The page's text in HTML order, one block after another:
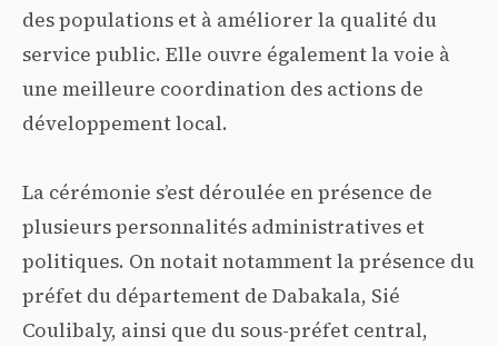
des populations et à améliorer la qualité du
service public. Elle ouvre également la voie à
une meilleure coordination des actions de
développement local.
La cérémonie s’est déroulée en présence de
plusieurs personnalités administratives et
politiques. On notait notamment la présence du
préfet du département de Dabakala, Sié
Coulibaly, ainsi que du sous-préfet central,